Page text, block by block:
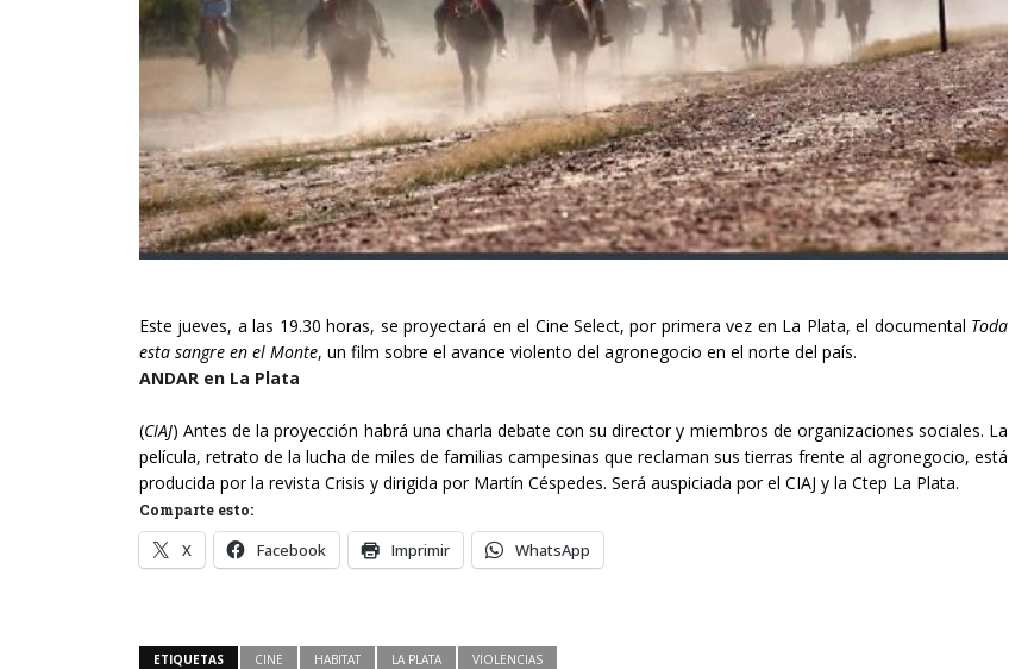
Este jueves, a las 19.30 horas, se proyectará en el Cine Select, por primera vez en La Plata, el documental Toda
esta sangre en el Monte, un film sobre el avance violento del agronegocio en el norte del país.
ANDAR en La Plata
(CIAJ) Antes de la proyección habrá una charla debate con su director y miembros de organizaciones sociales. La
película, retrato de la lucha de miles de familias campesinas que reclaman sus tierras frente al agronegocio, está
producida por la revista Crisis y dirigida por Martín Céspedes. Será auspiciada por el CIAJ y la Ctep La Plata.
Comparte esto:
X Facebook Imprimir WhatsApp
ETIQUETAS CINE HABITAT LA PLATA VIOLENCIAS